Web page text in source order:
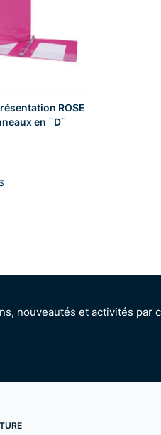
ROSE
en ¨D¨
nouveautés et activités par